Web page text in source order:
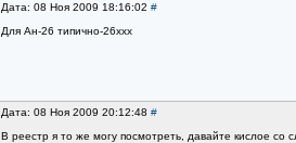
Дата: 08 Ноя 2009 18:16:02 #
Для Ан-26 типично-26ххх
Дата: 08 Ноя 2009 20:12:48 #
В реестр я то же могу посмотреть, давайте кислое со